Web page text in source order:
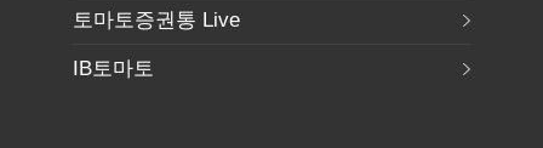
토마토증권통 Live
IB토마토